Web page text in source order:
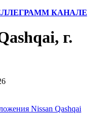
КАНАЛЕ
г.
Nissan Qashqai